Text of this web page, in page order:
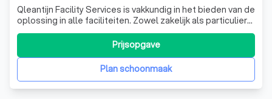
Qleantijn Facility Services is vakkundig in het bieden van de
oplossing in alle faciliteiten. Zowel zakelijk als particulier
inzetbaar. Neemt u vrijblijvend contact op het team staat
Plan schoonmaak
Prijsopgave